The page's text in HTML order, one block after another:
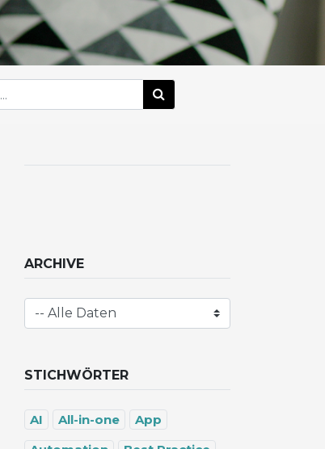
ARCHIVE
STICHWÖRTER
AI All-in-one
App